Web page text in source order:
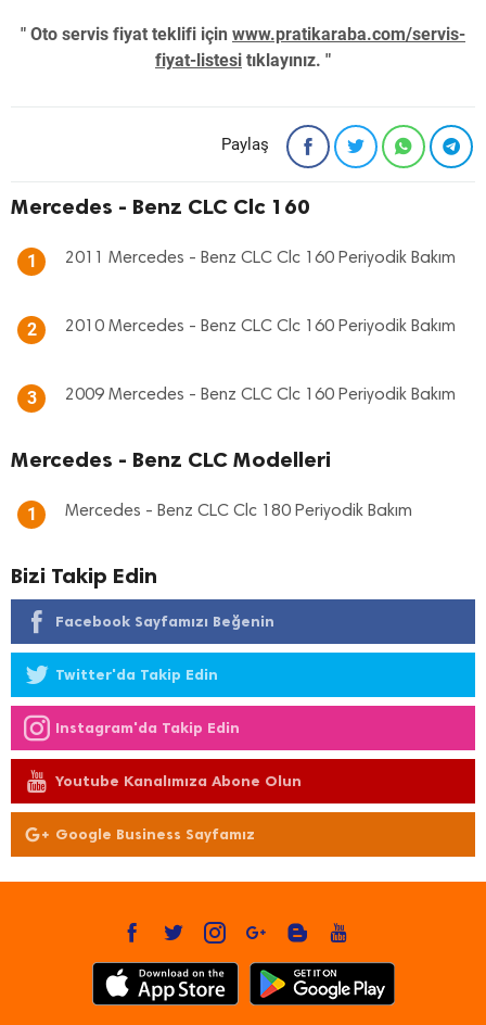
" Oto servis fiyat teklifi için www.pratikaraba.com/servis-
fiyat-listesi tıklayınız. "
Paylaş
Mercedes - Benz CLC Clc 160
1 2011 Mercedes - Benz CLC Clc 160 Periyodik Bakım
2 2010 Mercedes - Benz CLC Clc 160 Periyodik Bakım
3 2009 Mercedes - Benz CLC Clc 160 Periyodik Bakım
Mercedes - Benz CLC Modelleri
1 Mercedes - Benz CLC Clc 180 Periyodik Bakım
Bizi Takip Edin
Facebook Sayfamızı Beğenin
Twitter'da Takip Edin
Instagram'da Takip Edin
Youtube Kanalımıza Abone Olun
Google Business Sayfamız